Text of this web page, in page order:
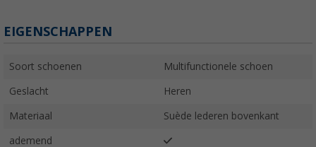
EIGENSCHAPPEN
Soort schoenen Multifunctionele schoen
Geslacht Heren
Materiaal Suède lederen bovenkant
ademend